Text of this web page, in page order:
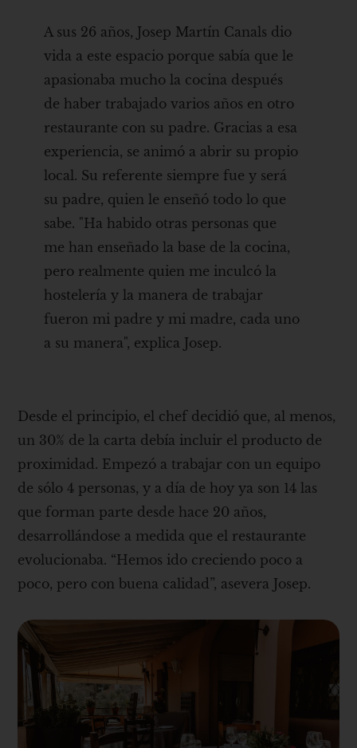
A sus 26 años, Josep Martín Canals dio
vida a este espacio porque sabía que le
apasionaba mucho la cocina después
de haber trabajado varios años en otro
restaurante con su padre. Gracias a esa
experiencia, se animó a abrir su propio
local. Su referente siempre fue y será
su padre, quien le enseñó todo lo que
sabe. "Ha habido otras personas que
me han enseñado la base de la cocina,
pero realmente quien me inculcó la
hostelería y la manera de trabajar
fueron mi padre y mi madre, cada uno
a su manera", explica Josep.
Desde el principio, el chef decidió que, al menos,
un 30% de la carta debía incluir el producto de
proximidad. Empezó a trabajar con un equipo
de sólo 4 personas, y a día de hoy ya son 14 las
que forman parte desde hace 20 años,
desarrollándose a medida que el restaurante
evolucionaba. “Hemos ido creciendo poco a
poco, pero con buena calidad”, asevera Josep.